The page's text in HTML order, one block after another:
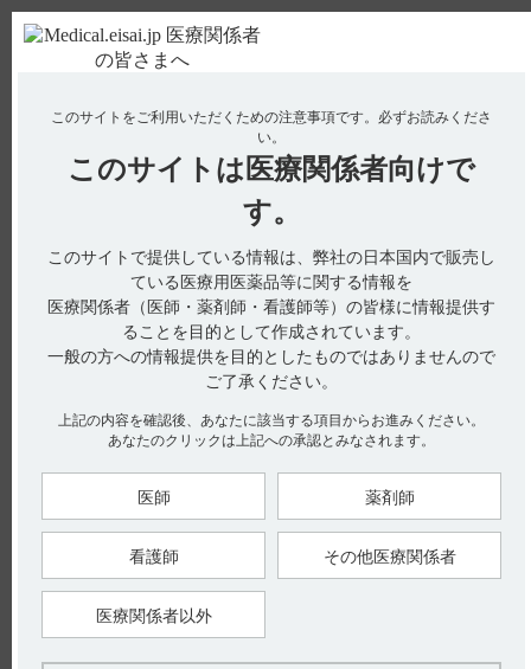
使用期限検索 Drug Information
No : 3104
【ケイツーシロップ】 薬剤交付時など取り扱い
で、注意することはありますか？
電子添文には、薬剤投与時の注意に関する以下の記載がありま
14．適用上の注意
14．1薬剤投与時の注意
14．1．1出生後早期の新生児への投与は白湯で10倍程度に薄め
るか、又は哺乳確立後に投与を行うこと。本剤は、シロップ剤
で高浸透圧になっている。（引用1）
14．1．2新生児又は乳児では、スティック包装から哺乳瓶やス
プーン等に移して服用させること。スティック包装から直接服
用させると誤嚥や口唇が傷付くおそれがある。（引用2）
【引用】
このサイトをご利用いただくための注意事項です。 必ずお読みくださ
い。
このサイトは 医療関係者向けで
す。
このサイトで提供している情報は、弊社の日本国内で販売し
ている医療用医薬品等に関する情報を
医療関係者（医師・薬剤師・看護師等）の皆様に情報提供す
ることを目的として作成されています。
一般の方への情報提供を目的としたものではありませんので
ご了承ください。
上記の内容を確認後、あなたに該当する項目からお進みください。
あなたのクリックは上記への承認とみなされます。
医師 薬剤師
看護師 その他医療関係者
医療関係者以外